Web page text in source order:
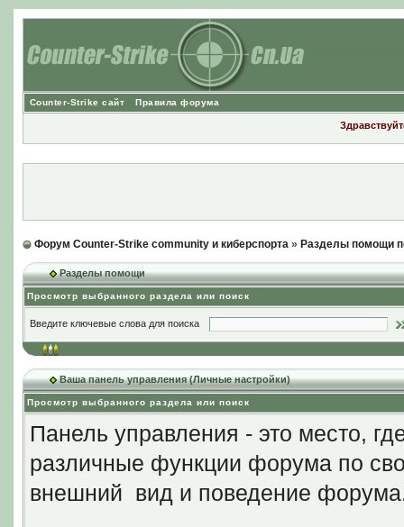
Counter-Strike сайт Правила форума
Форум Counter-Strike community и киберспорта» Разделы помощи
Разделы помощи
Просмотр выбранного раздела или поиск
Введите ключевые слова для поиска
Ваша панель управления (Личные настройки)
Просмотр выбранного раздела или поиск
Панель управления - это место,
различные функции форума по
внешний вид и поведение